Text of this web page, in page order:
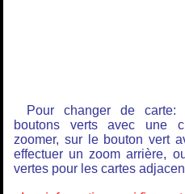
Pour changer de
boutons verts avec une
zoomer, sur le bouton vert
effectuer un zoom arrière,
vertes pour les cartes